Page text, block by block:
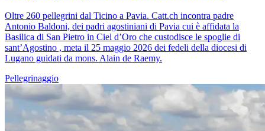
Oltre 260 pellegrini dal Ticino a Pavia. Catt.ch incontra padre
Antonio Baldoni, dei padri agostiniani di Pavia cui è affidata la
Basilica di San Pietro in Ciel d’Oro che custodisce le spoglie di
sant’Agostino , meta il 25 maggio 2026 dei fedeli della diocesi di
Lugano guidati da mons. Alain de Raemy.
Pellegrinaggio